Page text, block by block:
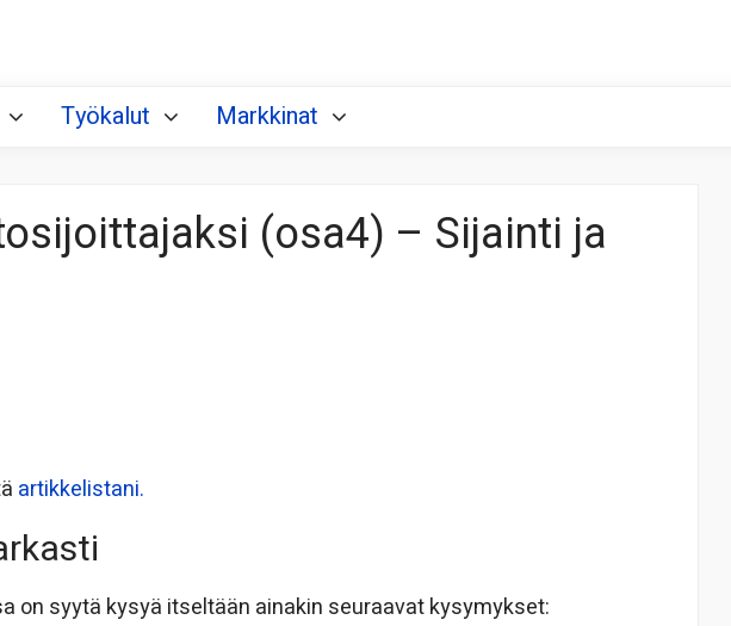
Työkalut Markkinat
(osa4) – Sijainti ja
artikkelistani.
on syytä kysyä itseltään ainakin seuraavat kysymykset: